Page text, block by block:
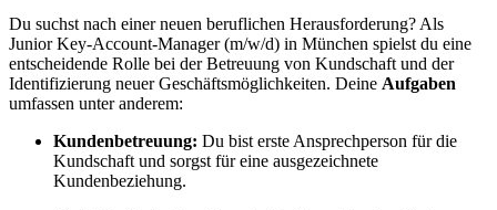
Du suchst nach einer neuen beruflichen Herausforderung? Als
Junior Key-Account-Manager (m/w/d) in München spielst du eine
entscheidende Rolle bei der Betreuung von Kundschaft und der
Identifizierung neuer Geschäftsmöglichkeiten. Deine Aufgaben
umfassen unter anderem:
Kundenbetreuung: Du bist erste Ansprechperson für die
Kundschaft und sorgst für eine ausgezeichnete
Kundenbeziehung.